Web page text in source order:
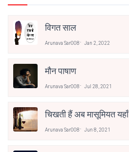
विगत साल
Arunava Sar008 Jan 2, 2022
मौन पाषाण
Arunava Sar008 Jul 28, 2021
चिखती हैं अब मासूमियत यहाँ
Arunava Sar008 Jun 8, 2021